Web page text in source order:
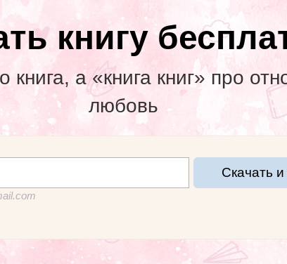
книгу
книга, а «книга книг» про
любовь
Скачать